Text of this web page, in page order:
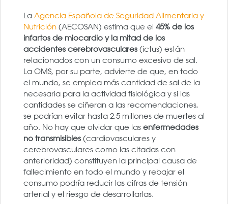
La Agencia Española de Seguridad Alimentaria y
Nutrición (AECOSAN) estima que el 45% de los
infartos de miocardio y la mitad de los
accidentes cerebrovasculares (ictus) están
relacionados con un consumo excesivo de sal.
La OMS, por su parte, advierte de que, en todo
el mundo, se emplea más cantidad de sal de la
necesaria para la actividad fisiológica y si las
cantidades se ciñeran a las recomendaciones,
se podrían evitar hasta 2,5 millones de muertes al
año. No hay que olvidar que las enfermedades
no transmisibles (cardiovasculares y
cerebrovasculares como las citadas con
anterioridad) constituyen la principal causa de
fallecimiento en todo el mundo y rebajar el
consumo podría reducir las cifras de tensión
arterial y el riesgo de desarrollarlas.